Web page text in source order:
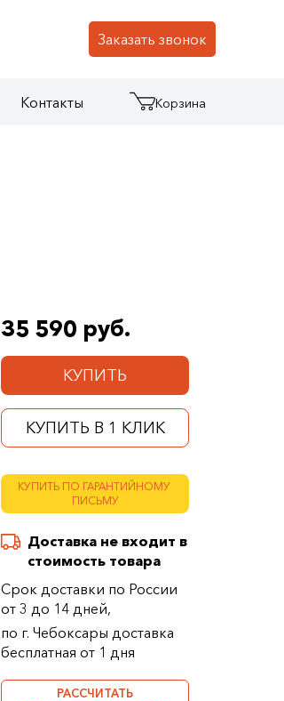
Заказать звонок
Контакты Корзина
35 590 руб.
КУПИТЬ
КУПИТЬ В 1 КЛИК
КУПИТЬ ПО ГАРАНТИЙНОМУ
ПИСЬМУ
Доставка не входит в
стоимость товара
Срок доставки по России
от 3 до 14 дней,
по г. Чебоксары доставка
бесплатная от 1 дня
РАССЧИТАТЬ